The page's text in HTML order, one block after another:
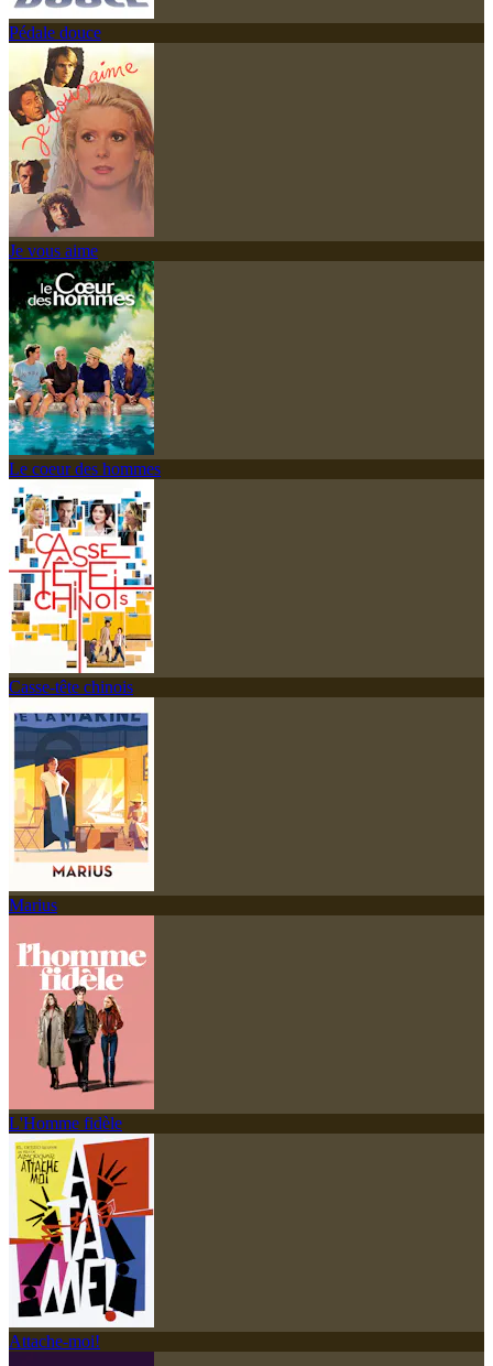
Pédale douce
Je vous aime
Le coeur des hommes
Casse-tête chinois
Marius
L'Homme fidèle
Attache-moi!